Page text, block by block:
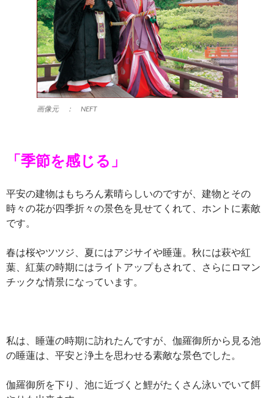
画像元 ： NEFT
「季節を感じる」
平安の建物はもちろん素晴らしいのですが、建物とその
時々の花が四季折々の景色を見せてくれて、ホントに素敵
です。
春は桜やツツジ、夏にはアジサイや睡蓮。秋には萩や紅
葉、紅葉の時期にはライトアップもされて、さらにロマン
チックな情景になっています。
私は、睡蓮の時期に訪れたんですが、伽羅御所から見る池
の睡蓮は、平安と浄土を思わせる素敵な景色でした。
伽羅御所を下り、池に近づくと鯉がたくさん泳いでいて餌